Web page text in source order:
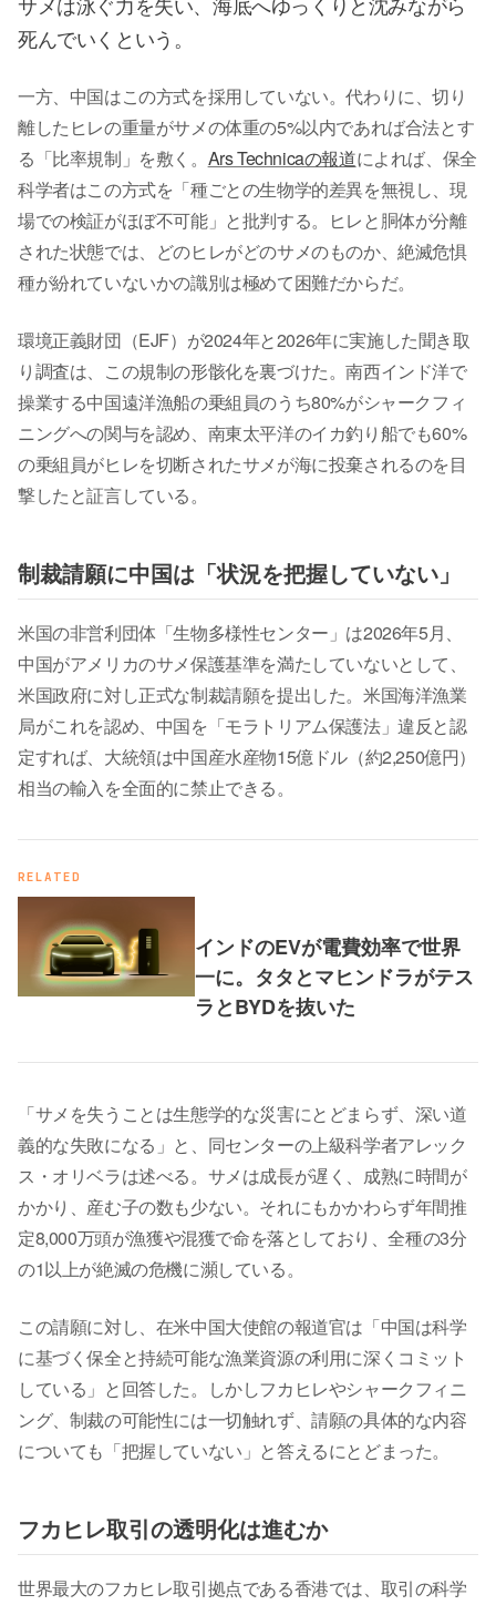
死んでいくという。
一方、中国はこの方式を採用していない。代わりに、切り
離したヒレの重量がサメの体重の5%以内であれば合法とす
る「比率規制」を敷く。 Ars Technicaの報道によれば、保全
科学者はこの方式を「種ごとの生物学的差異を無視し、現
場での検証がほぼ不可能」と批判する。ヒレと胴体が分離
された状態では、どのヒレがどのサメのものか、絶滅危惧
種が紛れていないかの識別は極めて困難だからだ。
環境正義財団（EJF）が2024年と2026年に実施した聞き取
り調査は、この規制の形骸化を裏づけた。南西インド洋で
操業する中国遠洋漁船の乗組員のうち80%がシャークフィ
ニングへの関与を認め、南東太平洋のイカ釣り船でも60%
の乗組員がヒレを切断されたサメが海に投棄されるのを目
撃したと証言している。
制裁請願に中国は「状況を把握していない」
米国の非営利団体「生物多様性センター」は2026年5月、
中国がアメリカのサメ保護基準を満たしていないとして、
米国政府に対し正式な制裁請願を提出した。米国海洋漁業
局がこれを認め、中国を「モラトリアム保護法」違反と認
定すれば、大統領は中国産水産物15億ドル（約2,250億円）
相当の輸入を全面的に禁止できる。
RELATED
インドのEVが電費効率で世界
一に。タタとマヒンドラがテス
ラとBYDを抜いた
「サメを失うことは生態学的な災害にとどまらず、深い道
義的な失敗になる」と、同センターの上級科学者アレック
ス・オリベラは述べる。サメは成長が遅く、成熟に時間が
かかり、産む子の数も少ない。それにもかかわらず年間推
定8,000万頭が漁獲や混獲で命を落としており、全種の3分
の1以上が絶滅の危機に瀕している。
この請願に対し、在米中国大使館の報道官は「中国は科学
に基づく保全と持続可能な漁業資源の利用に深くコミット
している」と回答した。しかしフカヒレやシャークフィニ
ング、制裁の可能性には一切触れず、請願の具体的な内容
についても「把握していない」と答えるにとどまった。
フカヒレ取引の透明化は進むか
世界最大のフカヒレ取引拠点である香港では、取引の科学